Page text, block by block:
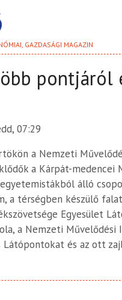
GAZDASÁGI MAGAZIN
pontjáról
07:29
a Nemzeti
a Kárpát-medencei
álló
a térségben készülő
Egyesület
a Nemzeti
Látópontokat és az ott